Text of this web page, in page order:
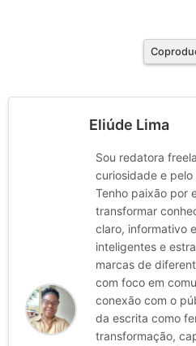
Eliúde Lima
Sou redatora
curiosidade e
Tenho paixão por
transformar
claro, informativo
inteligentes e
marcas de
com foco em
conexão com o
da escrita como
transformação,